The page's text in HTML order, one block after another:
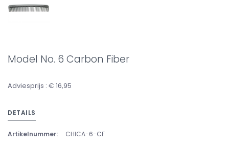
Model No. 6 Carbon Fiber
Adviesprijs : € 16,95
DETAILS
Artikelnummer: CHICA-6-CF